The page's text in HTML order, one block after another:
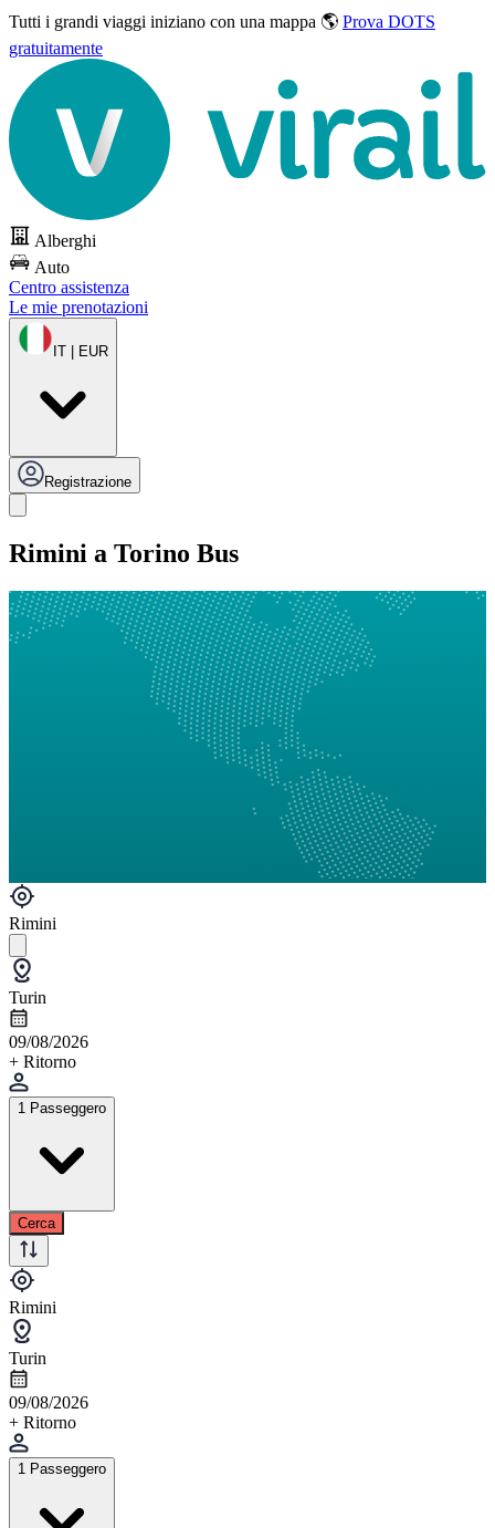
Tutti i grandi viaggi iniziano con una mappa 🌎 Prova DOTS
gratuitamente
Alberghi
Auto
Centro assistenza
Le mie prenotazioni
IT | EUR
Registrazione
Rimini a Torino Bus
Rimini
Turin
09/08/2026
+ Ritorno
1 Passeggero
Cerca
Rimini
Turin
09/08/2026
+ Ritorno
1 Passeggero